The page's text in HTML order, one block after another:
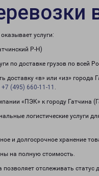
услуги:
Р-Н)
по доставке грузов по
доставку «в» или «из»
+7 (495) 660-11-11 .
«ПЭК» к городу Гатчина
логистические услуги
и долгосрочное хранение
на полную стоимость.
отслеживать статус